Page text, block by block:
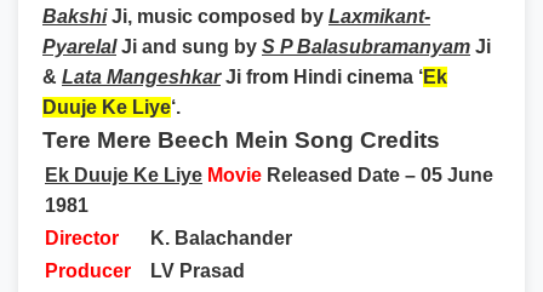
Bakshi Ji, music composed by Laxmikant-
PyarelalJi and sung by S P Balasubramanyam Ji
& Lata MangeshkarJi from Hindi cinema ‘Ek
Duuje Ke Liye‘.
Tere Mere Beech Mein Song Credits
Ek Duuje Ke Liye Movie Released Date – 05 June
1981
Director
K. Balachander
Producer
LV Prasad